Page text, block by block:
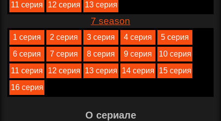
11 серия
12 серия 13 серия
7 season
1 серия 2 серия 3 серия 4 серия
5 серия
6 серия
7 серия 8 серия 9 серия
10 серия
11 серия
12 серия 13 серия 14 серия
15 серия
16 серия
О сериале